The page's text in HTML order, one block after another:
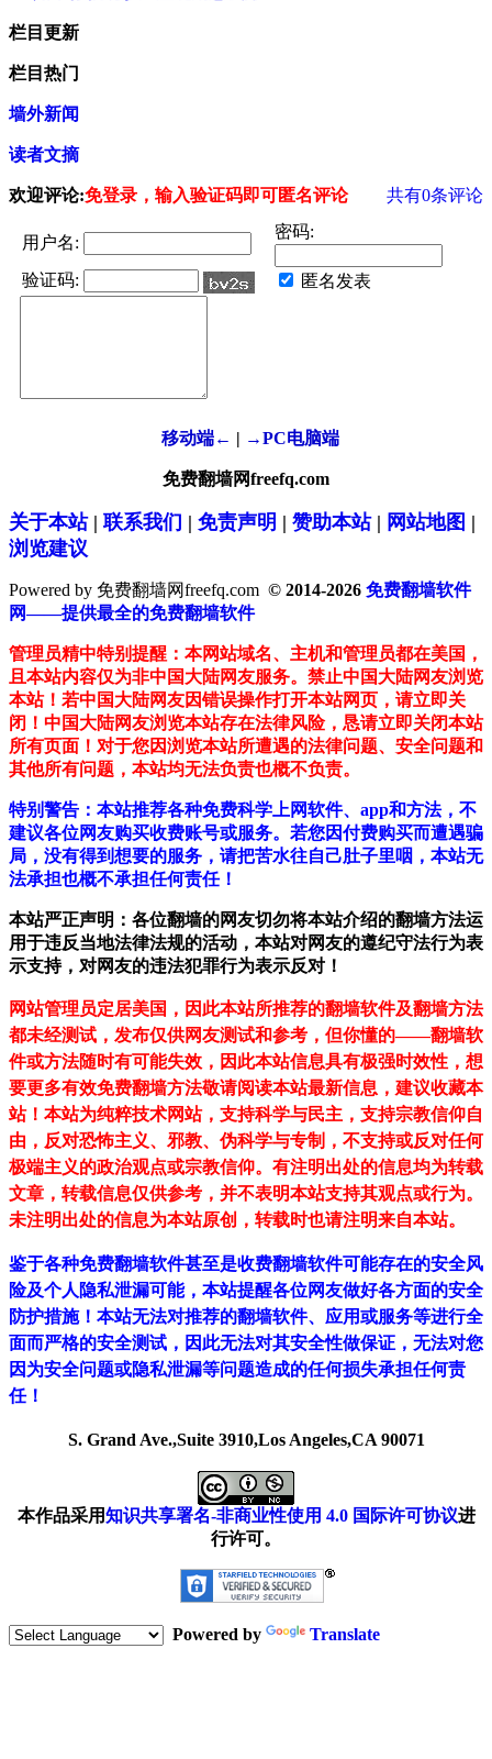
栏目更新
栏目热门
墙外新闻
读者文摘
欢迎评论:免登录，输入验证码即可匿名评论 共有0条评论
用户名:
密码:
验证码: 匿名发表
移动端← | →PC电脑端
免费翻墙网freefq.com
关于本站| 联系我们 | 免责声明 | 赞助本站| 网站地图 |
浏览建议
Powered by 免费翻墙网freefq.com © 2014-2026 免费翻墙软件
网——提供最全的免费翻墙软件
管理员精中特别提醒：本网站域名、主机和管理员都在美国，
且本站内容仅为非中国大陆网友服务。禁止中国大陆网友浏览
本站！若中国大陆网友因错误操作打开本站网页，请立即关
闭！中国大陆网友浏览本站存在法律风险，恳请立即关闭本站
所有页面！对于您因浏览本站所遭遇的法律问题、安全问题和
其他所有问题，本站均无法负责也概不负责。
特别警告：本站推荐各种免费科学上网软件、app和方法，不
建议各位网友购买收费账号或服务。若您因付费购买而遭遇骗
局，没有得到想要的服务，请把苦水往自己肚子里咽，本站无
法承担也概不承担任何责任！
本站严正声明：各位翻墙的网友切勿将本站介绍的翻墙方法运
用于违反当地法律法规的活动，本站对网友的遵纪守法行为表
示支持，对网友的违法犯罪行为表示反对！
网站管理员定居美国，因此本站所推荐的翻墙软件及翻墙方法
都未经测试，发布仅供网友测试和参考，但你懂的——翻墙软
件或方法随时有可能失效，因此本站信息具有极强时效性，想
要更多有效免费翻墙方法敬请阅读本站最新信息，建议收藏本
站！ 本站为纯粹技术网站，支持科学与民主，支持宗教信仰自
由，反对恐怖主义、邪教、伪科学与专制，不支持或反对任何
极端主义的政治观点或宗教信仰。有注明出处的信息均为转载
文章，转载信息仅供参考，并不表明本站支持其观点或行为。
未注明出处的信息为本站原创，转载时也请注明来自本站。
鉴于各种免费翻墙软件甚至是收费翻墙软件可能存在的安全风
险及个人隐私泄漏可能，本站提醒各位网友做好各方面的安全
防护措施！本站无法对推荐的翻墙软件、应用或服务等进行全
面而严格的安全测试，因此无法对其安全性做保证，无法对您
因为安全问题或隐私泄漏等问题造成的任何损失承担任何责
任！
S. Grand Ave.,Suite 3910,Los Angeles,CA 90071
本作品采用知识共享署名-非商业性使用 4.0 国际许可协议进
行许可。
Powered by Translate